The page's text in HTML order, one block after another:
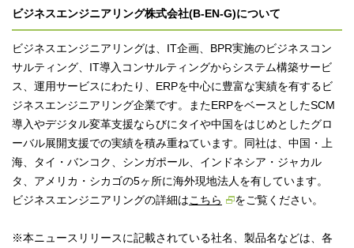
ビジネスエンジニアリング株式会社(B-EN-G)について
ビジネスエンジニアリングは、IT企画、BPR実施のビジネスコン
サルティング、IT導入コンサルティングからシステム構築サービ
ス、運用サービスにわたり、ERPを中心に豊富な実績を有するビ
ジネスエンジニアリング企業です。またERPをベースとしたSCM
導入やデジタル変革支援ならびにタイや中国をはじめとしたグロ
ーバル展開支援での実績を積み重ねています。同社は、中国・上
海、タイ・バンコク、シンガポール、インドネシア・ジャカル
タ、アメリカ・シカゴの5ヶ所に海外現地法人を有しています。
ビジネスエンジニアリングの詳細はこちら をご覧ください。
※本ニュースリリースに記載されている社名、製品名などは、各